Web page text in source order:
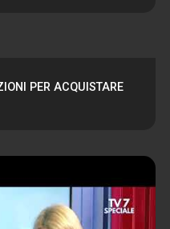
PER ACQUISTARE